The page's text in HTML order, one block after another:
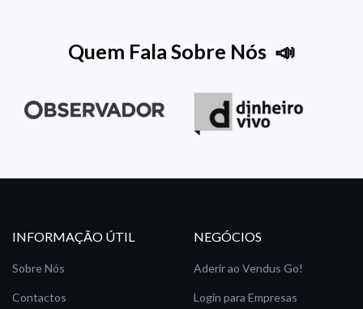
Quem Fala Sobre Nós 📣
INFORMAÇÃO ÚTIL
Sobre Nós
Contactos
NEGÓCIOS
Aderir ao Vendus Go!
Login para Empresas